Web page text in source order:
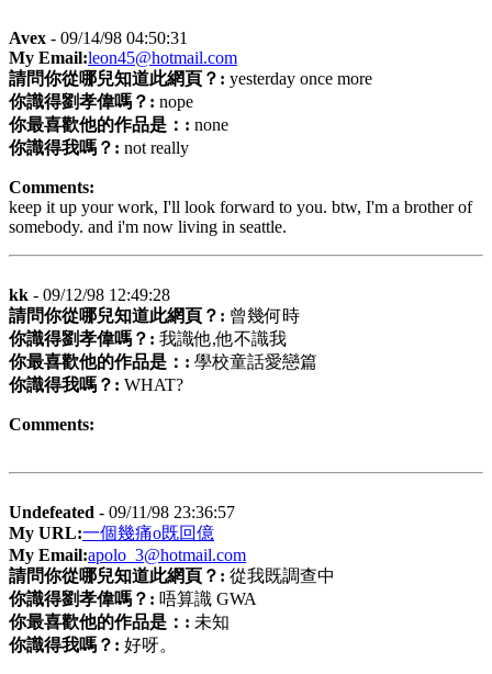
Avex - 09/14/98 04:50:31
My Email:leon45@hotmail.com
請問你從哪兒知道此網頁？: yesterday once more
你識得劉孝偉嗎？: nope
你最喜歡他的作品是：: none
你識得我嗎？: not really
Comments:
keep it up your work, I'll look forward to you. btw, I'm a brother of
somebody. and i'm now living in seattle.
kk - 09/12/98 12:49:28
請問你從哪兒知道此網頁？: 曾幾何時
你識得劉孝偉嗎？: 我識他,他不識我
你最喜歡他的作品是：: 學校童話愛戀篇
你識得我嗎？: WHAT?
Comments:
Undefeated - 09/11/98 23:36:57
My URL:一個幾痛o既回億
My Email:apolo_3@hotmail.com
請問你從哪兒知道此網頁？: 從我既調查中
你識得劉孝偉嗎？: 唔算識 GWA
你最喜歡他的作品是：: 未知
你識得我嗎？: 好呀。